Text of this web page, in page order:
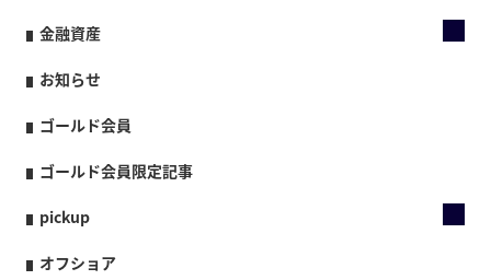
金融資産
お知らせ
ゴールド会員
ゴールド会員限定記事
pickup
オフショア